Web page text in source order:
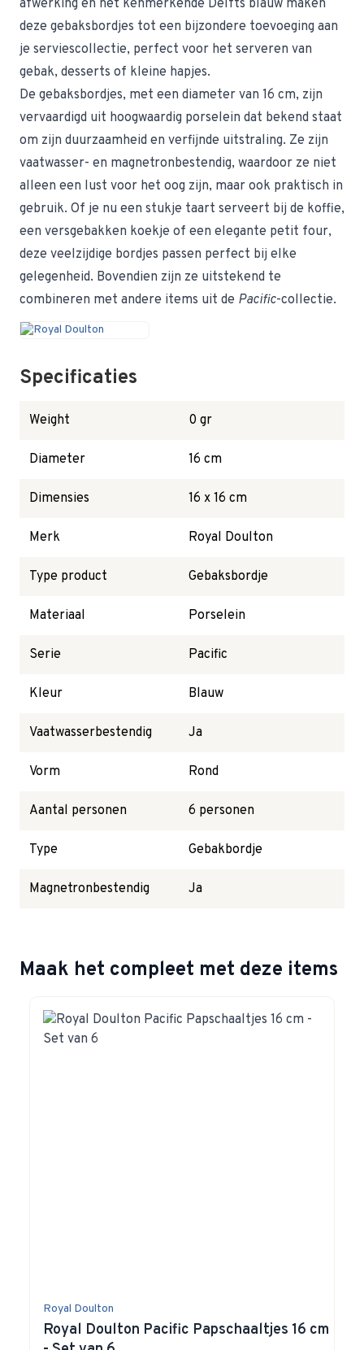
afwerking en het kenmerkende Delfts blauw maken
deze gebaksbordjes tot een bijzondere toevoeging aan
je serviescollectie, perfect voor het serveren van
gebak, desserts of kleine hapjes.
De gebaksbordjes, met een diameter van 16 cm, zijn
vervaardigd uit hoogwaardig porselein dat bekend staat
om zijn duurzaamheid en verfijnde uitstraling. Ze zijn
vaatwasser- en magnetronbestendig, waardoor ze niet
alleen een lust voor het oog zijn, maar ook praktisch in
gebruik. Of je nu een stukje taart serveert bij de koffie,
een versgebakken koekje of een elegante petit four,
deze veelzijdige bordjes passen perfect bij elke
gelegenheid. Bovendien zijn ze uitstekend te
combineren met andere items uit de Pacific-collectie.
Specificaties
Weight 0 gr
Diameter 16 cm
Dimensies 16 x 16 cm
Merk Royal Doulton
Type product Gebaksbordje
Materiaal Porselein
Serie Pacific
Kleur Blauw
Vaatwasserbestendig Ja
Vorm Rond
Aantal personen 6 personen
Type Gebakbordje
Magnetronbestendig Ja
Maak het compleet met deze items
Royal Doulton
Royal Doulton Pacific Papschaaltjes 16 cm